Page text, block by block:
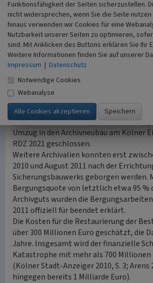
werden. Durch die Mithilfe von mehr als
konnten bis Mitte Oktober 2009 etwa 85
nach dem Motto„Wir lesen nicht.
„bergen, säubern, sichern“gerettet und
werden, bevor es in bis zu 20
Verwahrung überführt wurde.
Für die Rettung des Archivguts wurde
in einer ehemaligen Lagerhalle eines
Köln-Lind
Restaurierungs- und
Historischen Archivs der Stadt Köln
Umzug in den Archivneubau am Kölner
RDZ 2021 geschlossen.
Weitere Archivalien konnten erst
2010 und August 2011 nach der
Sicherungsbauwerks geborgen werden.
Bergungsquote von letztlich etwa 95 %
Archivguts wurden die
2011 offiziell für beendet erklärt.
Die Kosten für die Restaurierung der
über 300 Millionen Euro geschätzt, die
Jahre. Insgesamt wird der finanzielle
Katastrophe mit mehr als 700
(Kölner Stadt-Anzeiger 2010, S. 3;
hingegen bereits 1 Milliarde Euro).
Funktionsfähigkeit der Seiten sicherzustellen.
nicht widersprechen, wenn Sie die Seite
hinaus verwenden wir Cookies für eine
Nutzbarkeit unserer Seiten zu optimieren,
sind. Mit Anklicken des Buttons erklären Sie Ihr
Weitere Informationen finden Sie auf unserer
Impressum | Datenschutz
Notwendige Cookies
Webanalyse